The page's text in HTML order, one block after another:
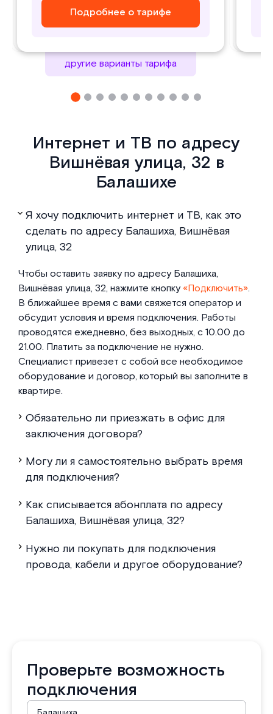
Подробнее о тарифе
Подробнее о тарифе
Подробнее о тарифе
Подробнее о тарифе
другие варианты тарифа
Интернет и ТВ по адресу
Вишнёвая улица, 32 в
Балашихе
Я хочу подключить интернет и ТВ, как это
сделать по адресу Балашиха, Вишнёвая
улица, 32
Чтобы оставить заявку по адресу Балашиха,
Вишнёвая улица, 32, нажмите кнопку«Подключить».
В ближайшее время с вами свяжется оператор и
обсудит условия и время подключения. Работы
проводятся ежедневно, без выходных, с 10.00 до
21.00. Платить за подключение не нужно.
Специалист привезет с собой все необходимое
оборудование и договор, который вы заполните в
квартире.
Обязательно ли приезжать в офис для
заключения договора?
Могу ли я самостоятельно выбрать время
для подключения?
Как списывается абонплата по адресу
Балашиха, Вишнёвая улица, 32?
Нужно ли покупать для подключения
провода, кабели и другое оборудование?
Проверьте возможность
подключения